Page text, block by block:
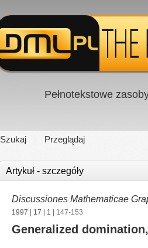
Pełnotekstowe
Szukaj Przeglądaj
Artykuł - szczegóły
Discussiones Mathematicae
1997 17 1 | 147-153
Generalized